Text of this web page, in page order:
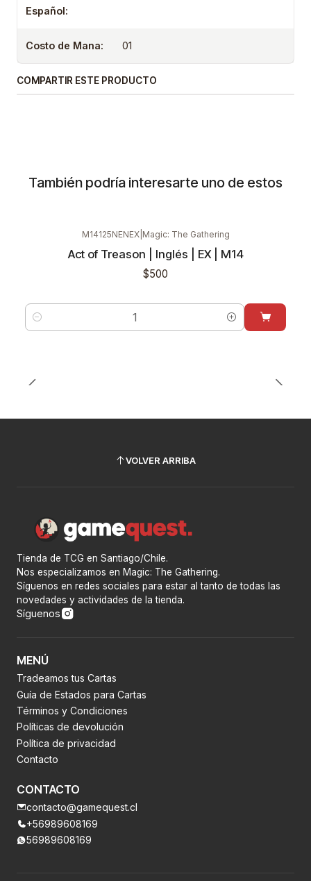
Español:
Costo de Mana: 01
COMPARTIR ESTE PRODUCTO
También podría interesarte uno de estos
M14125NENEX| Magic: The Gathering
Act of Treason | Inglés | EX | M14
$500
Cantidad
VOLVER ARRIBA
Tienda de TCG en Santiago/Chile.
Nos especializamos en Magic: The Gathering.
Síguenos en redes sociales para estar al tanto de todas las
novedades y actividades de la tienda.
Síguenos
MENÚ
Tradeamos tus Cartas
Guía de Estados para Cartas
Términos y Condiciones
Políticas de devolución
Política de privacidad
Contacto
CONTACTO
contacto@gamequest.cl
+56989608169
56989608169